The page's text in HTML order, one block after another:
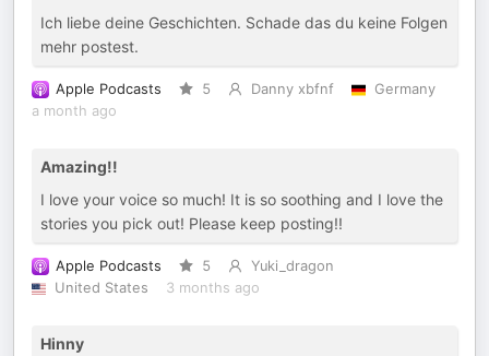
Ich liebe deine Geschichten. Schade das du keine Folgen
mehr postest.
Apple Podcasts 5 Danny xbfnf
Germany
a month ago
Amazing!!
I love your voice so much! It is so soothing and I love the
stories you pick out! Please keep posting!!
Apple Podcasts 5
Yuki_dragon
United States
3 months ago
Hinny